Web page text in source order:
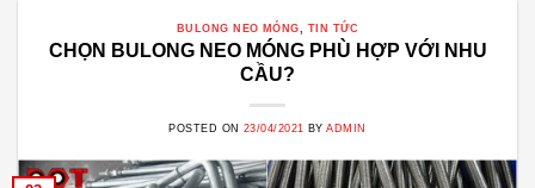
BULONG NEO MÓNG TIN TỨC
CHỌN BULONG NEO MÓNG PHÙ HỢP VỚI NHU
CẦU?
POSTED ON 23/04/2021 BYADMIN